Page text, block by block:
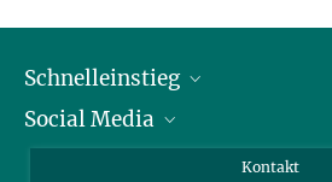
Schnelleinstieg
Alumni
Social Media
Kontakt